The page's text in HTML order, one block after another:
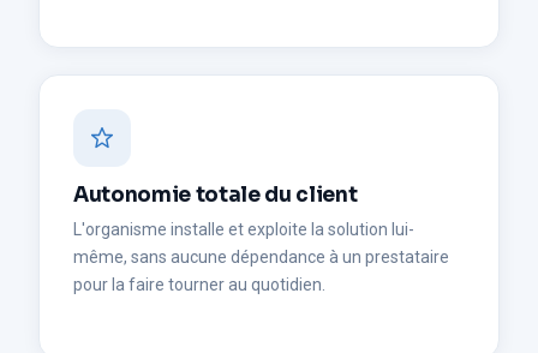
Autonomie totale du client
L'organisme installe et exploite la solution lui-
même, sans aucune dépendance à un prestataire
pour la faire tourner au quotidien.